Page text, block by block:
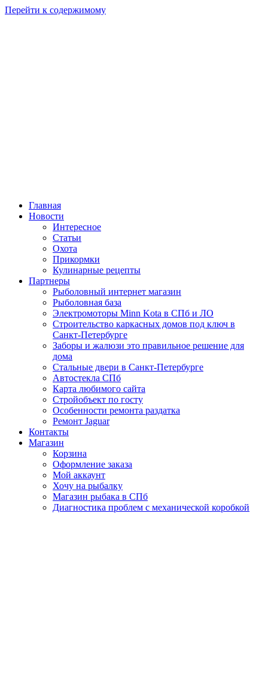
Перейти к содержимому
Главная
Новости
Интересное
Статьи
Охота
Прикормки
Кулинарные рецепты
Партнеры
Рыболовный интернет магазин
Рыболовная база
Электромоторы Minn Kota в СПб и ЛО
Строительство каркасных домов под ключ в
Санкт-Петербурге
Заборы и жалюзи это правильное решение для
дома
Стальные двери в Санкт-Петербурге
Автостекла СПб
Карта любимого сайта
Стройобъект по госту
Особенности ремонта раздатка
Ремонт Jaguar
Контакты
Магазин
Корзина
Оформление заказа
Мой аккаунт
Хочу на рыбалку
Магазин рыбака в СПб
Диагностика проблем с механической коробкой